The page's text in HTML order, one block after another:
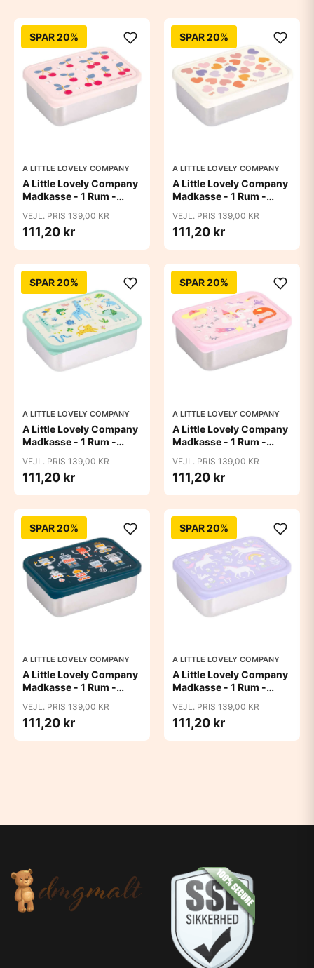
SPAR 20%
A LITTLE LOVELY COMPANY
A Little Lovely Company
Madkasse - 1 Rum -
Cherries
VEJL. PRIS 139,00 KR
111,20 kr
SPAR 20%
A LITTLE LOVELY COMPANY
A Little Lovely Company
Madkasse - 1 Rum -
Hearts
VEJL. PRIS 139,00 KR
111,20 kr
SPAR 20%
A LITTLE LOVELY COMPANY
A Little Lovely Company
Madkasse - 1 Rum -
Jungle
VEJL. PRIS 139,00 KR
111,20 kr
SPAR 20%
A LITTLE LOVELY COMPANY
A Little Lovely Company
Madkasse - 1 Rum -
Princesses
VEJL. PRIS 139,00 KR
111,20 kr
SPAR 20%
A LITTLE LOVELY COMPANY
A Little Lovely Company
Madkasse - 1 Rum -
Robots
VEJL. PRIS 139,00 KR
111,20 kr
SPAR 20%
A LITTLE LOVELY COMPANY
A Little Lovely Company
Madkasse - 1 Rum -
Unicorn Dreams
VEJL. PRIS 139,00 KR
111,20 kr